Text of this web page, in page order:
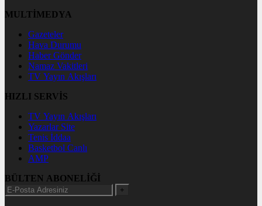
MULTİMEDYA
Gazeteler
Hava Durumu
Haber Gönder
Namaz Vakitleri
TV Yayın Akışları
HIZLI SERVİS
TV Yayın Akışları
Yazarlar Site
Tenis İddaa
Basketbol Canlı
AMP
BÜLTEN ABONELİĞİ
+